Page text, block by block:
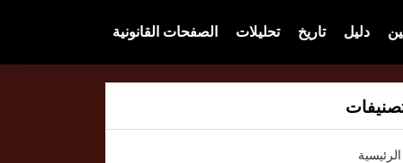
دليل تاريخ تحليلات الصفحات القانونية
الرئيسية